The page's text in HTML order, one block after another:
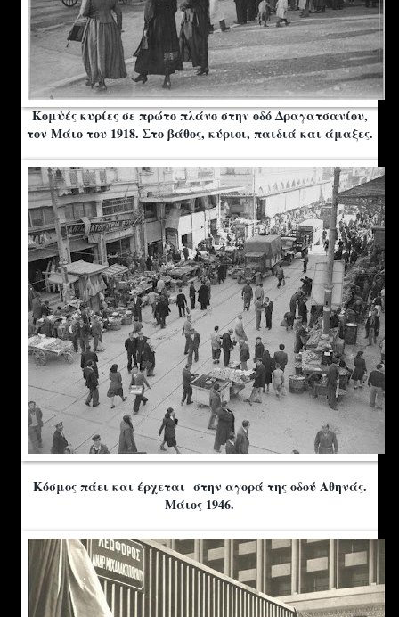
Κομψές κυρίες σε πρώτο πλάνο στην οδό Δραγατσανίου,
τον Μάιο του 1918. Στο βάθος, κύριοι, παιδιά και άμαξες.
Κόσμος πάει και έρχεται στην αγορά της οδού Αθηνάς.
Μάιος 1946.